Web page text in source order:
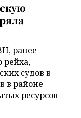
ранее
рейха,
судов в
в районе
ресурсов